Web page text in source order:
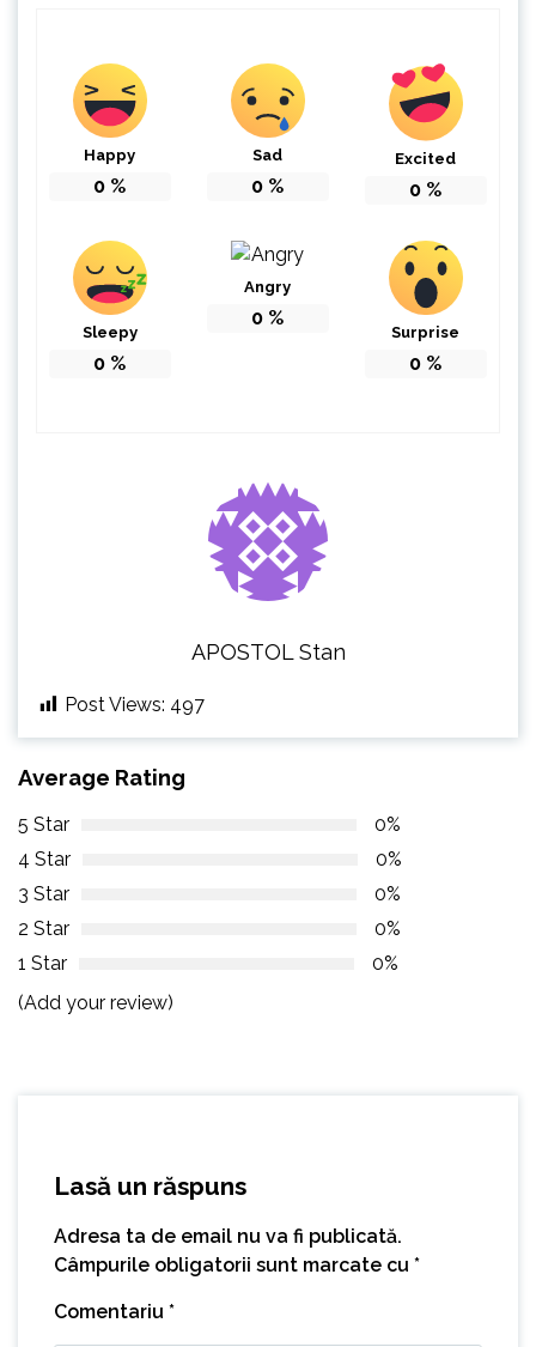
Happy
0 %
Sad
0 %
Excited
0 %
Sleepy
0 %
Angry
0 %
Surprise
0 %
APOSTOL Stan
Post Views: 497
Average Rating
5 Star
0%
4 Star
0%
3 Star
0%
2 Star
0%
1 Star
0%
(Add your review)
Lasă un răspuns
Adresa ta de email nu va fi publicată.
Câmpurile obligatorii sunt marcate cu *
Comentariu *